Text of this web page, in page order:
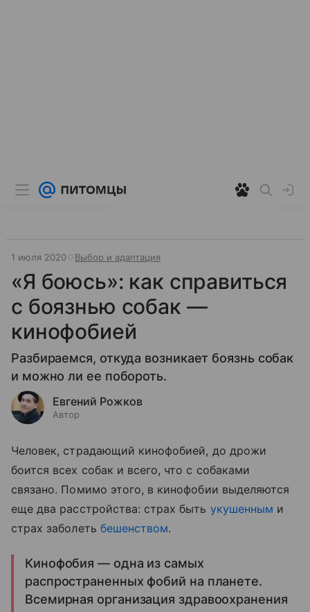
1 июля 2020 Выбор и адаптация
«Я боюсь»: как справиться
с боязнью собак —
кинофобией
Разбираемся, откуда возникает боязнь собак
и можно ли ее побороть.
Евгений Рожков
Автор
Человек, страдающий кинофобией, до дрожи
боится всех собак и всего, что с собаками
связано. Помимо этого, в кинофобии выделяются
еще два расстройства: страх быть укушенным и
страх заболеть бешенством.
Кинофобия — одна из самых
распространенных фобий на планете.
Всемирная организация здравоохранения